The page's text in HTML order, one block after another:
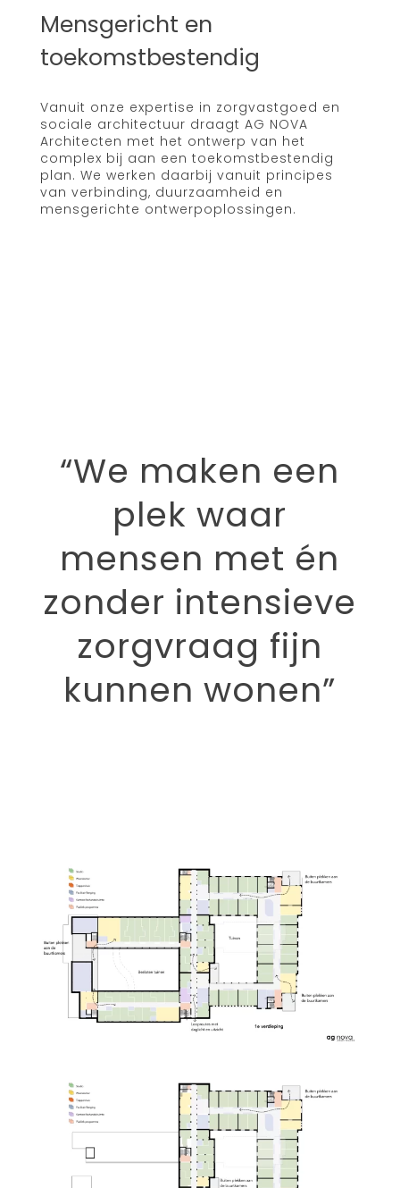
Mensgericht en
toekomstbestendig
Vanuit onze expertise in zorgvastgoed en
sociale architectuur draagt AG NOVA
Architecten met het ontwerp van het
complex bij aan een toekomstbestendig
plan. We werken daarbij vanuit principes
van verbinding, duurzaamheid en
mensgerichte ontwerpoplossingen.
“We maken een
plek waar
mensen met én
zonder intensieve
zorgvraag fijn
kunnen wonen”